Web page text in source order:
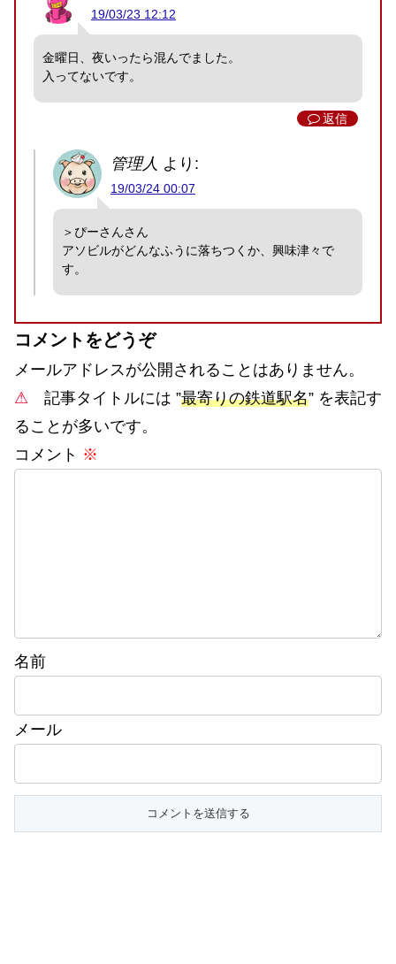
19/03/23 12:12
金曜日、夜いったら混んでました。
入ってないです。
返信
管理人 より:
19/03/24 00:07
＞ぴーさんさん
アソビルがどんなふうに落ちつくか、興味津々で
す。
コメントをどうぞ
メールアドレスが公開されることはありません。
⚠ 記事タイトルには ”最寄りの鉄道駅名” を表記す
ることが多いです。
コメント ※
名前
メール